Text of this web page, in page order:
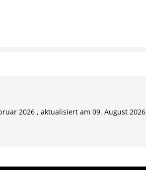
2026 , aktualisiert am 09. August 2026